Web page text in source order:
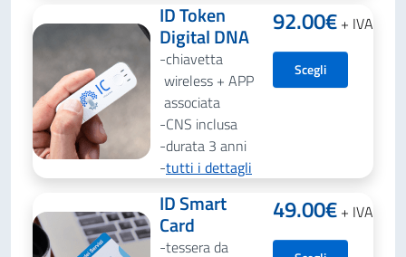
ID Token
Digital DNA
chiavetta
wireless + APP
associata
CNS inclusa
durata 3 anni
tutti i dettagli
92.00€ + IVA
Scegli
ID Smart
Card
tessera da
49.00€ + IVA